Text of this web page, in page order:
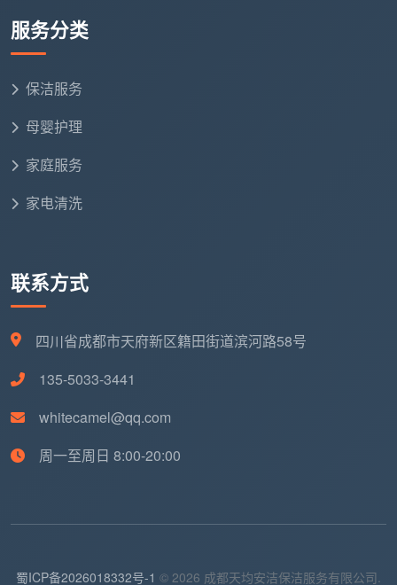
服务分类
保洁服务
母婴护理
家庭服务
家电清洗
联系方式
四川省成都市天府新区籍田街道滨河路58号
135-5033-3441
whitecamel@qq.com
周一至周日 8:00-20:00
蜀ICP备2026018332号-1 © 2026 成都天均安洁保洁服务有限公司.